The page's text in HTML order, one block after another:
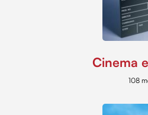
Cinema
108